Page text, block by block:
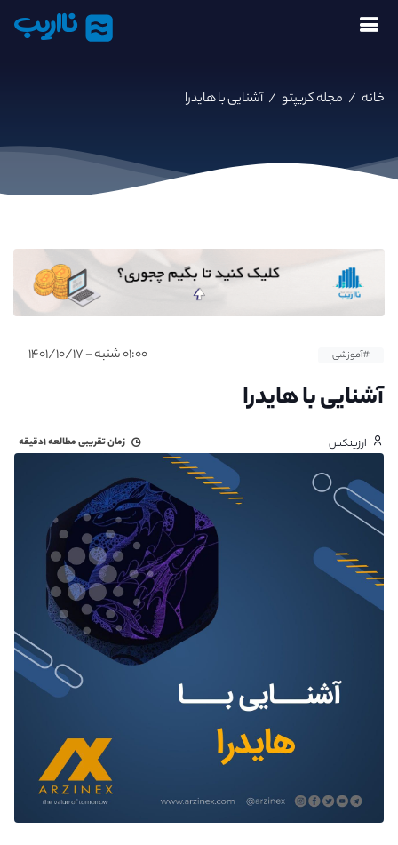
نااریب
خانه / مجله کریپتو /آشنایی با هایدرا
#آموزشی ۰۱:۰۰ شنبه - ۱۴۰۱/۱۰/۱۷
آشنایی با هایدرا
ارزینکس زمان تقریبی مطالعه۱دقیقه